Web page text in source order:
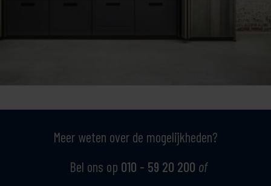
Meer weten over de mogelijkheden?
Bel ons op 010 - 59 20 200 of